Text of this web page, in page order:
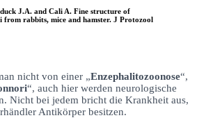
J.A. and Cali A. Fine structure of
from rabbits, mice and hamster. J Protozool
nicht von einer „Enzephalitozoonose“,
“, auch hier werden neurologische
Nicht bei jedem bricht die Krankheit aus,
Antikörper besitzen.